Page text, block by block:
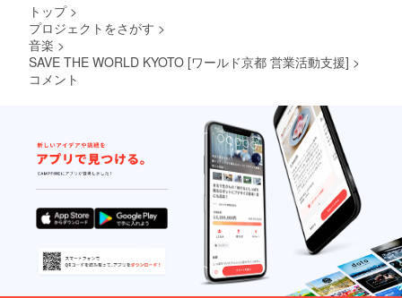
す。
I(Jazztr
onik),S
OSAWA
(MOND
O
GROSS
O),TAK
KYU
ISHINO(
電気グ
ルー
ヴ),☆Ta
ku
Takaha
shi(m-
flo),TO
トップ >
プロジェクトをさがす >
音楽 >
SAVE THE WORLD KYOTO [ワールド京都 営業活動支援] >
コメント